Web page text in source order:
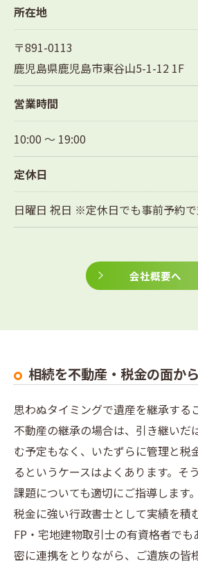
所在地
〒891-0113
鹿児島県鹿児島市東谷山5-1-12 1F
営業時間
10:00 〜 19:00
定休日
日曜日 祝日 ※定休日でも事前予約で
会社概要へ
相続を不動産・税金の面か
思わぬタイミングで遺産を継承する
不動産の継承の場合は、引き継いだ
む予定もなく、いたずらに管理と税
るというケースはよくあります。そ
課題についても適切にご指導します
税金に強い行政書士として実績を積
FP・宅地建物取引士の有資格者でも
密に連携をとりながら、ご遺族の皆